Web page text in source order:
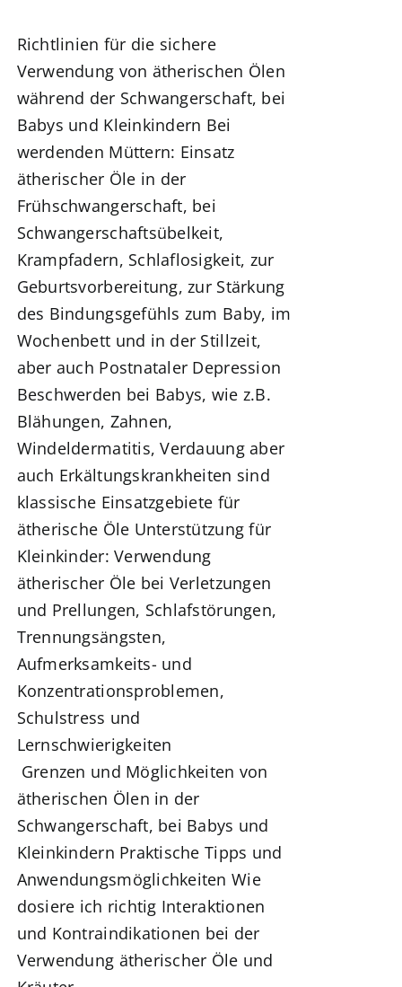
Richtlinien für die sichere
Verwendung von ätherischen Ölen
während der Schwangerschaft, bei
Babys und Kleinkindern Bei
werdenden Müttern: Einsatz
ätherischer Öle in der
Frühschwangerschaft, bei
Schwangerschaftsübelkeit,
Krampfadern, Schlaflosigkeit, zur
Geburtsvorbereitung, zur Stärkung
des Bindungsgefühls zum Baby, im
Wochenbett und in der Stillzeit,
aber auch Postnataler Depression
Beschwerden bei Babys, wie z.B.
Blähungen, Zahnen,
Windeldermatitis, Verdauung aber
auch Erkältungskrankheiten sind
klassische Einsatzgebiete für
ätherische Öle Unterstützung für
Kleinkinder: Verwendung
ätherischer Öle bei Verletzungen
und Prellungen, Schlafstörungen,
Trennungsängsten,
Aufmerksamkeits- und
Konzentrationsproblemen,
Schulstress und
Lernschwierigkeiten
Grenzen und Möglichkeiten von
ätherischen Ölen in der
Schwangerschaft, bei Babys und
Kleinkindern Praktische Tipps und
AnwendungsmöglichkeitenWie
dosiere ich richtig Interaktionen
und Kontraindikationen bei der
Verwendung ätherischer Öle und